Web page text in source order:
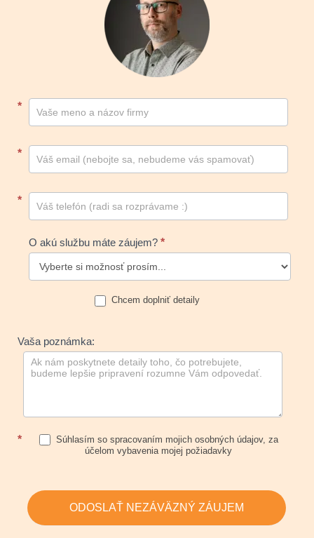
Kontakt
footer
*
*
*
O akú službu máte záujem? *
Chcem doplniť detaily
Vaša poznámka:
*
Súhlasím so spracovaním mojich osobných údajov, za
účelom vybavenia mojej požiadavky
ODOSLAŤ NEZÁVÄZNÝ ZÁUJEM